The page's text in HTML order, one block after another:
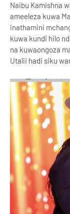
Naibu Kamishna
ameeleza kuwa
inathamini
kuwa kundi hilo
na kuwaongoza
Utalii hadi siku